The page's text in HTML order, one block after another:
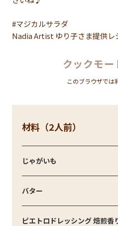
#マジカルサラダ
Nadia Artist ゆり子さま提供レ
クックモー
このブラウザでは
材料（2人前）
じゃがいも
バター
ピエトロドレッシング 焙煎香